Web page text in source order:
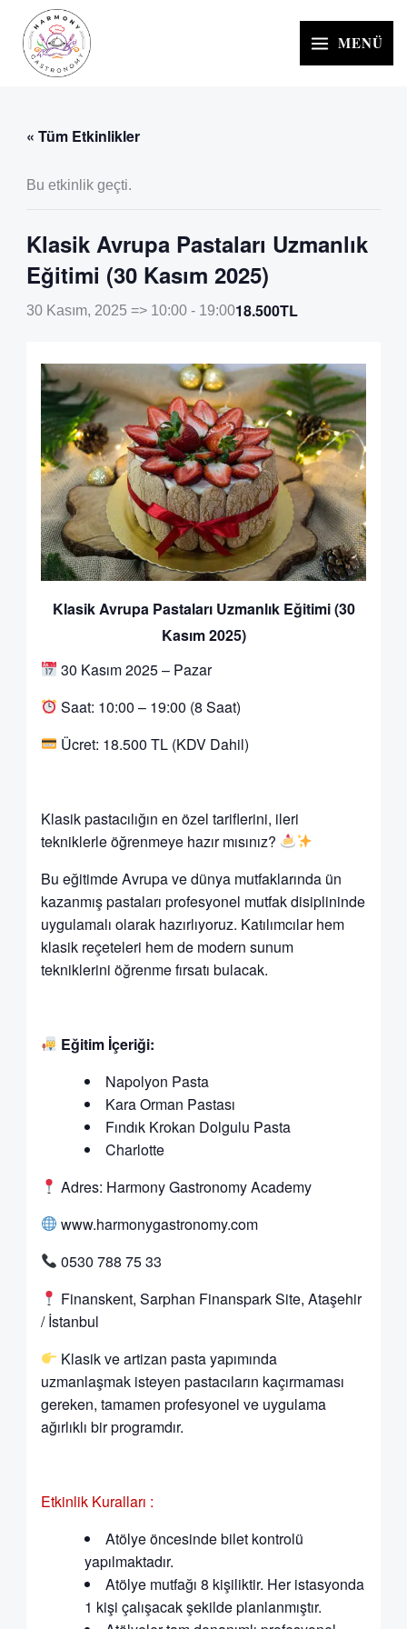
İçeriğe
MENÜ
« Tüm Etkinlikler
Bu etkinlik geçti.
Klasik Avrupa Pastaları Uzmanlık
Eğitimi (30 Kasım 2025)
30 Kasım, 2025 => 10:00- 19:0018.500TL
Klasik Avrupa Pastaları Uzmanlık Eğitimi (30
Kasım 2025)
30 Kasım 2025 – Pazar
Saat: 10:00 – 19:00 (8 Saat)
Ücret: 18.500 TL (KDV Dahil)
Klasik pastacılığın en özel tariflerini, ileri
tekniklerle öğrenmeye hazır mısınız?
Bu eğitimde Avrupa ve dünya mutfaklarında ün
kazanmış pastaları profesyonel mutfak disiplininde
uygulamalı olarak hazırlıyoruz. Katılımcılar hem
klasik reçeteleri hem de modern sunum
tekniklerini öğrenme fırsatı bulacak.
Eğitim İçeriği:
Napolyon Pasta
Kara Orman Pastası
Fındık Krokan Dolgulu Pasta
Charlotte
Adres: Harmony Gastronomy Academy
www.harmonygastronomy.com
0530 788 75 33
Finanskent, Sarphan Finanspark Site, Ataşehir
/ İstanbul
Klasik ve artizan pasta yapımında
uzmanlaşmak isteyen pastacıların kaçırmaması
gereken, tamamen profesyonel ve uygulama
ağırlıklı bir programdır.
Etkinlik Kuralları :
Atölye öncesinde bilet kontrolü
yapılmaktadır.
Atölye mutfağı 8 kişiliktir. Her istasyonda
1 kişi çalışacak şekilde planlanmıştır.